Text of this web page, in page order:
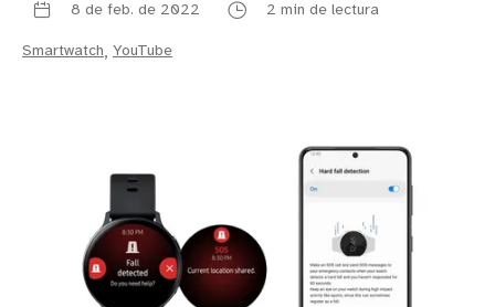
8 de feb. de 2022 2 min de lectura
Smartwatch, YouTube